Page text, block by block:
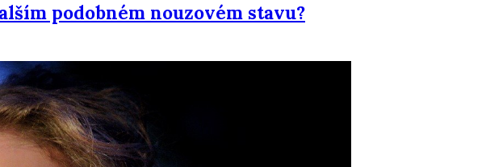
podobném nouzovém stavu?